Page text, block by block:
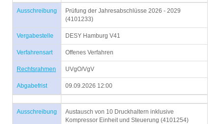
Ausschreibung
Prüfung der Jahresabschlüsse 2026 - 2029
(4101233)
Vergabestelle DESY Hamburg V41
Verfahrensart Offenes Verfahren
Rechtsrahmen UVgO/VgV
Abgabefrist 09.09.2026 12:00
Ausschreibung
Austausch von 10 Druckhaltern inklusive
Kompressor Einheit und Steuerung (4101254)